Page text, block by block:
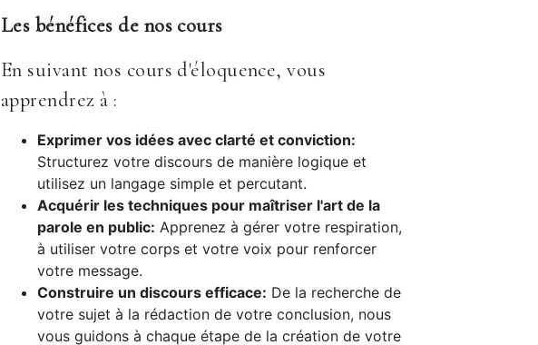
Les bénéfices de nos cours
En suivant nos cours d'éloquence, vous
apprendrez à :
Exprimer vos idées avec clarté et conviction:
Structurez votre discours de manière logique et
utilisez un langage simple et percutant.
Acquérir les techniques pour maîtriser l'art de la
parole en public: Apprenez à gérer votre respiration,
à utiliser votre corps et votre voix pour renforcer
votre message.
Construire un discours efficace: De la recherche de
votre sujet à la rédaction de votre conclusion, nous
vous guidons à chaque étape de la création de votre